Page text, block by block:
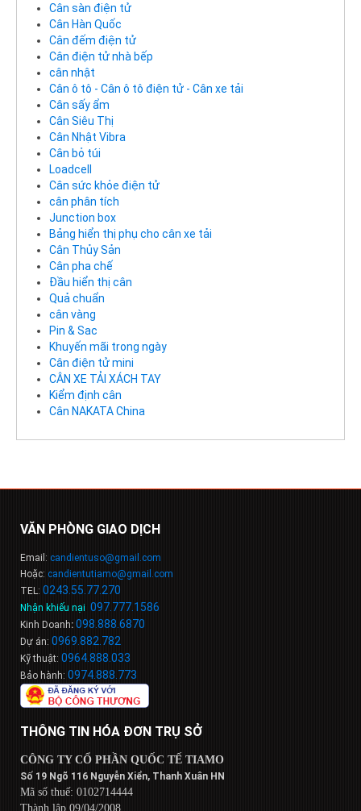
Cân sàn điện tử
Cân Hàn Quốc
Cân đếm điện tử
Cân điện tử nhà bếp
cân nhật
Cân ô tô - Cân ô tô điện tử - Cân xe tải
Cân sấy ẩm
Cân Siêu Thị
Cân Nhật Vibra
Cân bỏ túi
Loadcell
Cân sức khỏe điện tử
cân phân tích
Junction box
Bảng hiển thị phụ cho cân xe tải
Cân Thủy Sản
Cân pha chế
Đầu hiển thị cân
Quả chuẩn
cân vàng
Pin & Sac
Khuyến mãi trong ngày
Cân điện tử mini
CÂN XE TẢI XÁCH TAY
Kiểm định cân
Cân NAKATA China
VĂN PHÒNG GIAO DỊCH
Email: candientuso@gmail.com
Hoặc: candientutiamo@gmail.com
TEL: 0243.55.77.270
Nhận khiếu nại 097.777.1586
Kinh Doanh: 098.888.6870
Dự án: 0969.882.782
Kỹ thuật: 0964.888.033
Bảo hành: 0974.888.773
THÔNG TIN HÓA ĐƠN TRỤ SỞ
CÔNG TY CỔ PHẦN QUỐC TẾ TIAMO
Số 19 Ngõ 116 Nguyễn Xiển, Thanh Xuân HN
Mã số thuế: 0102714444
Thành lập 09/04/2008